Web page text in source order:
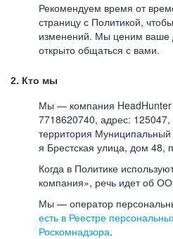
Рекомендуем время от
страницу с Политикой,
изменений. Мы ценим ваше
открыто общаться с вами.
2. Кто мы
Мы — компания
7718620740, адрес: 125047,
территория Муниципальный
я Брестская улица, дом 48,
Когда в Политике
компания», речь идет об
Мы — оператор
есть в Реестре
Роскомнадзора.